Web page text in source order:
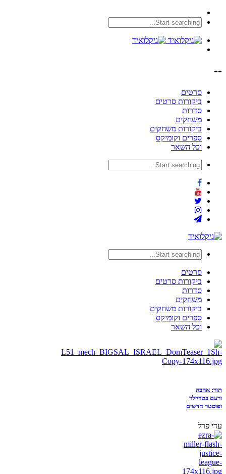
--
סרטים
ביקורות סרטים
סדרות
משחקים
ביקורות משחקים
ספרים וקומיקס
וכל השאר
סרטים
ביקורות סרטים
סדרות
משחקים
ביקורות משחקים
ספרים וקומיקס
וכל השאר
תור: אהבה
ורעם בטריילר
ופוסטר חדשים
עדי פרל